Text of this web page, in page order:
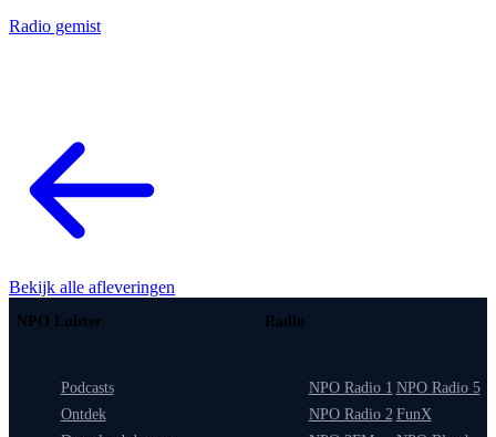
Radio gemist
Bekijk alle afleveringen
NPO Luister
Podcasts
Ontdek
Radio
NPO Radio 1
NPO Radio 2
NPO Radio 5
FunX